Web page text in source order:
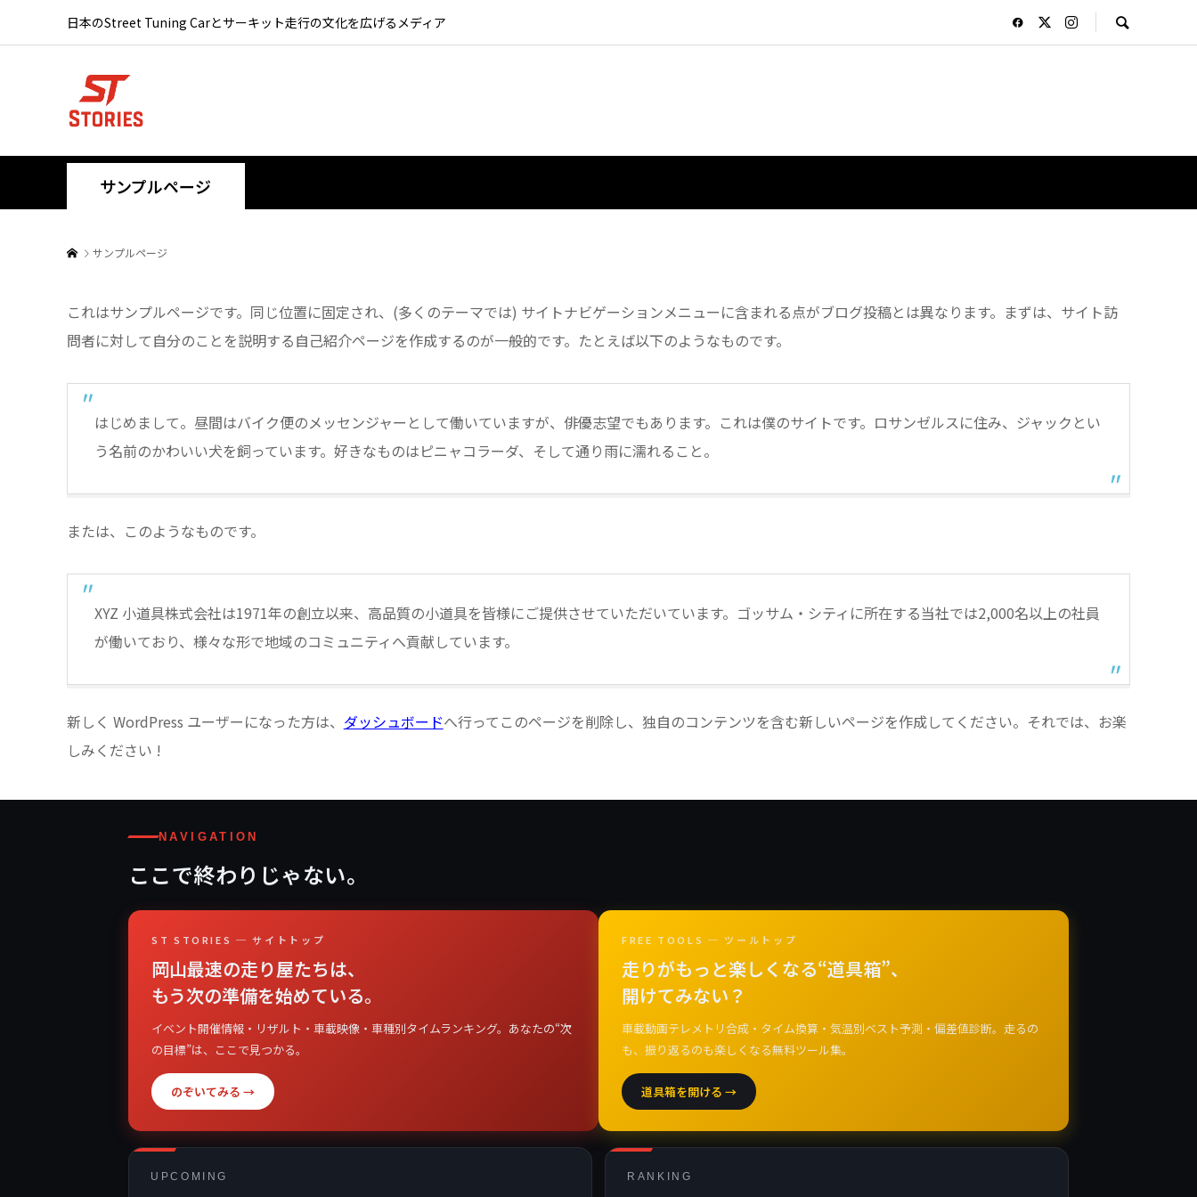
日本のStreet Tuning Carとサーキット走行の文化を広げるメディア
サンプルページ
サンプルページ
これはサンプルページです。同じ位置に固定され、(多くのテーマでは) サイトナビゲーションメニューに含まれる点がブログ投稿とは異なります。まずは、サイト訪
問者に対して自分のことを説明する自己紹介ページを作成するのが一般的です。たとえば以下のようなものです。
はじめまして。昼間はバイク便のメッセンジャーとして働いていますが、俳優志望でもあります。これは僕のサイトです。ロサンゼルスに住み、ジャックとい
う名前のかわいい犬を飼っています。好きなものはピニャコラーダ、そして通り雨に濡れること。
または、このようなものです。
XYZ 小道具株式会社は1971年の創立以来、高品質の小道具を皆様にご提供させていただいています。ゴッサム・シティに所在する当社では2,000名以上の社員
が働いており、様々な形で地域のコミュニティへ貢献しています。
新しく WordPress ユーザーになった方は、 ダッシュボードへ行ってこのページを削除し、独自のコンテンツを含む新しいページを作成してください。それでは、お楽
しみください !
NAVIGATION
ここで終わりじゃない。
ST STORIES ─ サイトトップ
岡山最速の走り屋たちは、
もう次の準備を始めている。
イベント開催情報・リザルト・車載映像・車種別タイムランキング。あなたの“次
の目標”は、ここで見つかる。
のぞいてみる →
FREE TOOLS ─ ツールトップ
走りがもっと楽しくなる“道具箱”、
開けてみない？
車載動画テレメトリ合成・タイム換算・気温別ベスト予測・偏差値診断。走るの
も、振り返るのも楽しくなる無料ツール集。
道具箱を開ける →
UPCOMING RANKING